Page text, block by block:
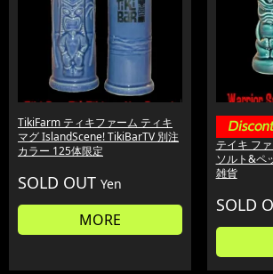
TikiFarm ティキファーム ティキ
マグ IslandScene! TikiBarTV 別注
カラー 125体限定
SOLD OUT Yen
MORE
テイキ フ
ソルト&ペ
雑貨
SOLD